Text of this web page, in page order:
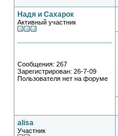
Надя и Сахарок
Активный участник
Сообщения: 267
Зарегистрирован: 26-7-09
Пользователя нет на форуме
alisa
Участник